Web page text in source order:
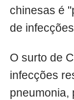
chinesas é
de
O surto de
infecções
pneumonia,